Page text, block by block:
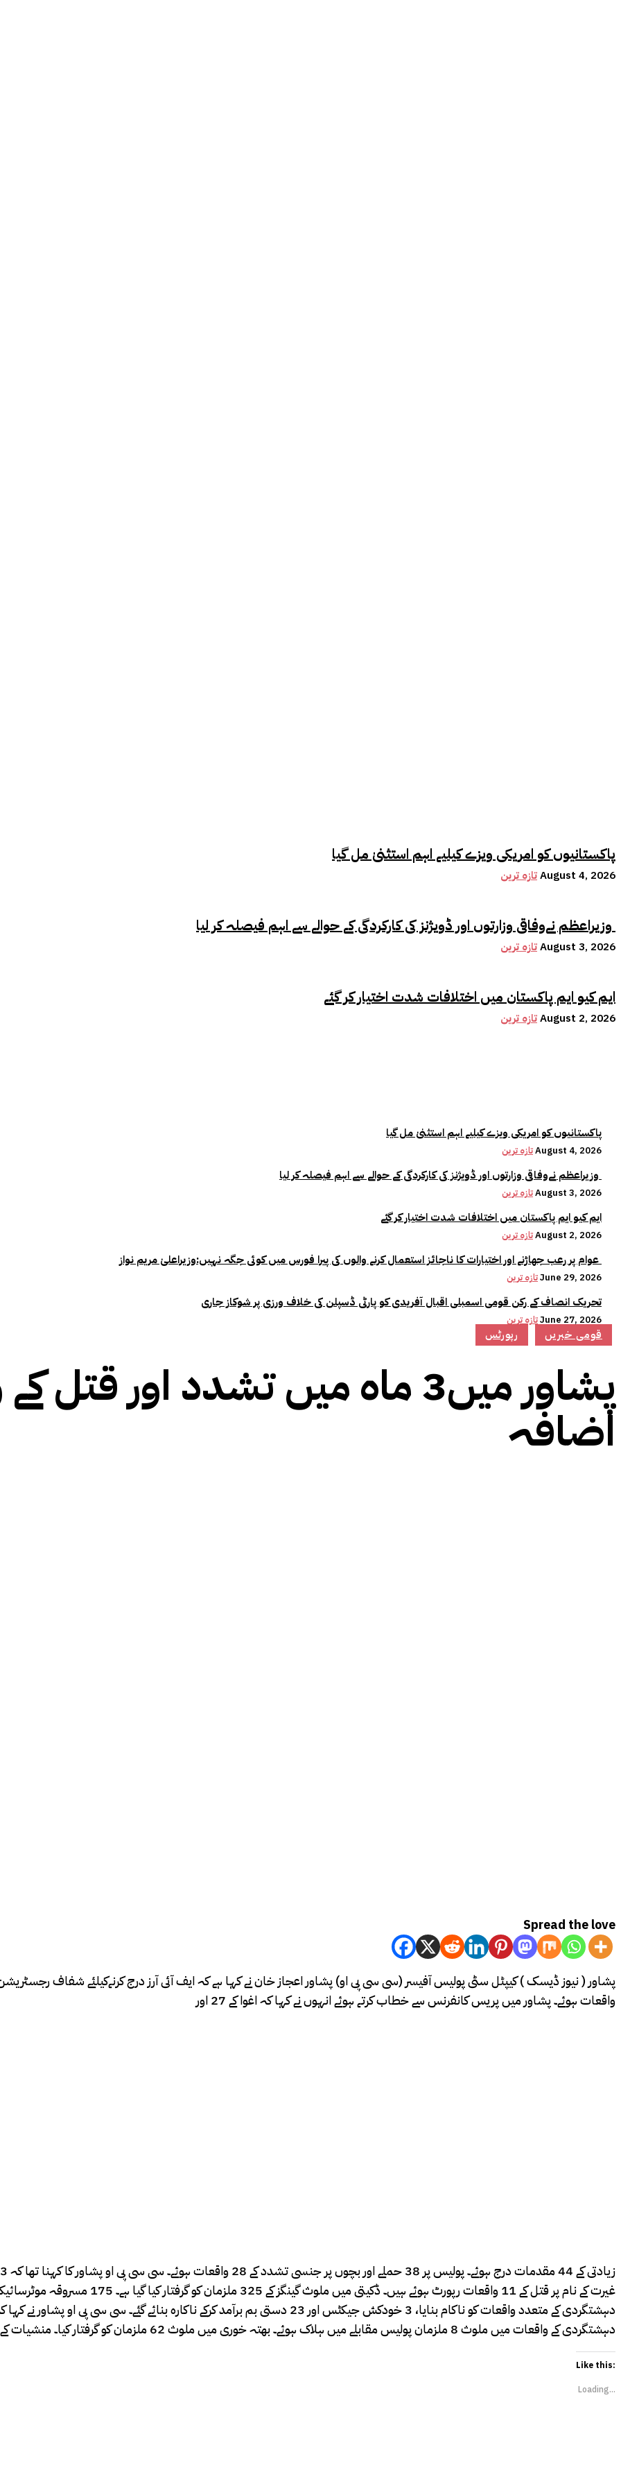
پاکستانیوں کو امریکی ویزے کیلیے اہم استثنیٰ مل گیا
تازہ ترینAugust 4, 2026
وزیراعظم نےوفاقی وزارتوں اور ڈویژنز کی کارکردگی کے حوالے سے اہم فیصلہ کر لیا
تازہ ترینAugust 3, 2026
ایم کیو ایم پاکستان میں اختلافات شدت اختیار کر گئے
تازہ ترینAugust 2, 2026
پاکستانیوں کو امریکی ویزے کیلیے اہم استثنیٰ مل گیا
تازہ ترینAugust 4, 2026
تازہ ترینAugust 3, 2026
ایم کیو ایم پاکستان میں اختلافات شدت اختیار کر گئے
تازہ ترینAugust 2, 2026
تازہ ترینJune 29, 2026
تحریک انصاف کے رکن قومی اسمبلی اقبال آفریدی کو پارٹی ڈسپلن کی خلاف ورزی پر شوکاز جاری
تازہ ترینJune 27, 2026
رپورٹس قومی خبریں
پشاور میں3 ماہ میں تشدد اور
اضافہ
Spread the love
واقعات ہوئے۔ پشاور میں پریس کانفرنس سے خطاب کرتے ہوئے انہوں نے کہا کہ اغوا کے 27 اور
دہشتگردی کے واقعات میں ملوث 8 ملزمان پولیس مقابلے میں ہلاک ہوئے۔ بھتہ خوری میں ملوث 62 ملزمان کو گرفتار کیا۔ منشیات کے دھندے میں ملوث 6405 ملزمان کو گرفتار کیا گیا۔
Like this:
Loading...